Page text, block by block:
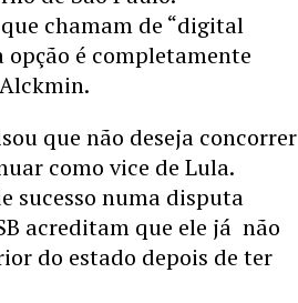
chamam de “digital
opção é completamente
que não deseja concorrer
como vice de Lula.
sucesso numa disputa
acreditam que ele já não
do estado depois de ter